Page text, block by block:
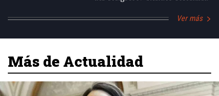
Ver más
Más de Actualidad